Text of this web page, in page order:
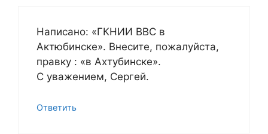
Написано: «ГКНИИ ВВС в
Актюбинске». Внесите, пожалуйста,
правку : «в Ахтубинске».
С уважением, Сергей.
Ответить